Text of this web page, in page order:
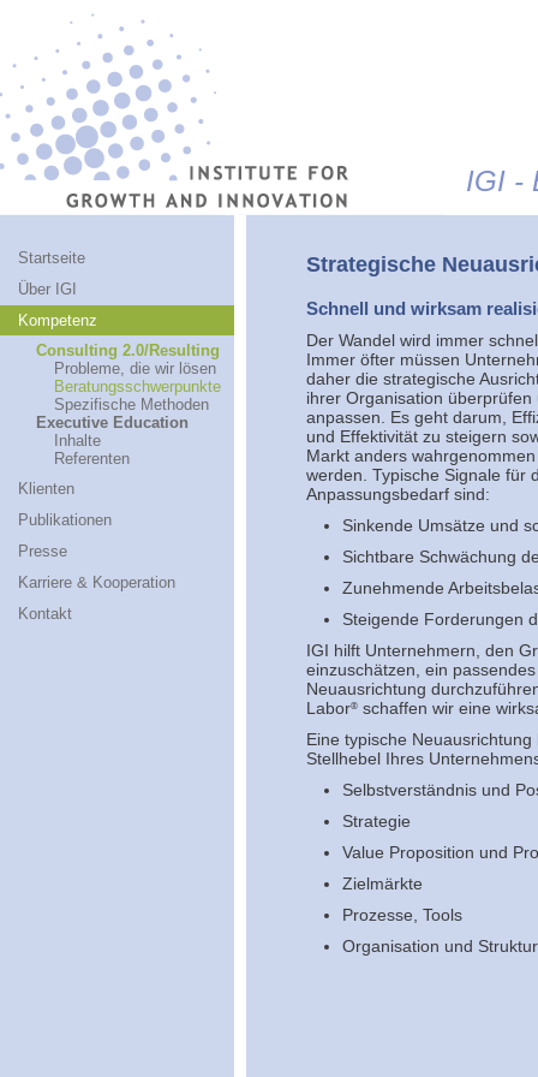
IGI -
Strategische
Schnell und wirksam
Der Wandel wird immer
Immer öfter müssen
daher die strategische
ihrer Organisation überprüfen
anpassen. Es geht darum,
und Effektivität zu steigern
Markt anders
werden. Typische Signale für
Anpassungsbedarf sind:
Sinkende Umsätze und
Sichtbare Schwächung
Zunehmende
Steigende Forderungen
IGI hilft Unternehmern, den
einzuschätzen, ein
Neuausrichtung
Labor® schaffen wir eine
Eine typische
Stellhebel Ihres
Selbstverständnis und
Strategie
Value Proposition und
Zielmärkte
Prozesse, Tools
Organisation und
Startseite
Über IGI
Kompetenz
Consulting 2.0/Resulting
Probleme, die wir lösen
Beratungsschwerpunkte
Spezifische Methoden
Executive Education
Inhalte
Referenten
Klienten
Publikationen
Presse
Karriere & Kooperation
Kontakt